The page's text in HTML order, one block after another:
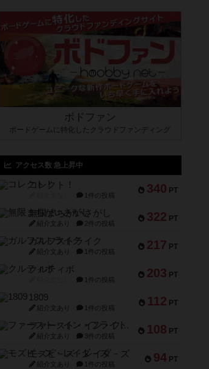
ボドファン
ボードゲームに特化したクラウドファンディング
アクセス数 急上昇中
340 PT
コレクト！
1件の投稿
322 PT
無限まちがいさがし
紹介文あり 2件の投稿
217 PT
ガルフストライク
紹介文あり 1件の投稿
203 PT
クルティボ
1件の投稿
112 PT
1809
紹介文あり 1件の投稿
108 PT
ファースト・イン・フライト
紹介文あり 3件の投稿
94 PT
モズビ－ズ・レイダ－ズ
紹介文あり 1件の投稿